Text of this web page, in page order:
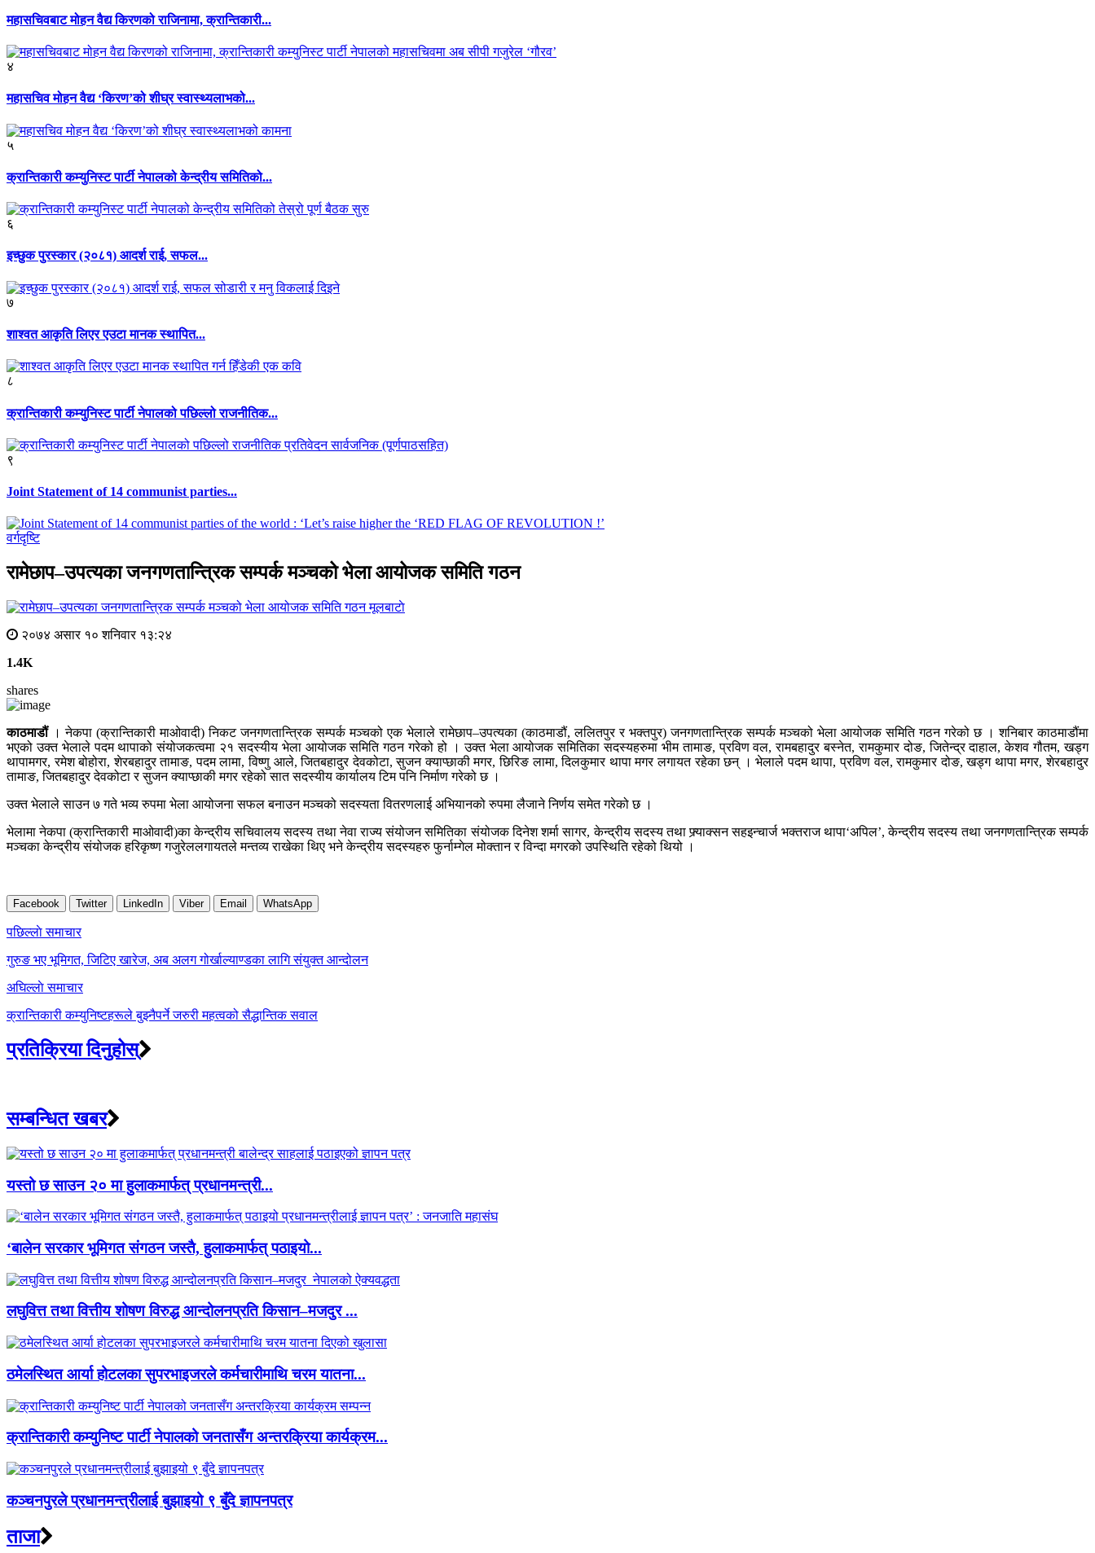
महासचिवबाट मोहन वैद्य किरणको राजिनामा, क्रान्तिकारी...
४
महासचिव मोहन वैद्य ‘किरण’को शीघ्र स्वास्थ्यलाभको...
५
क्रान्तिकारी कम्युनिस्ट पार्टी नेपालको केन्द्रीय समितिको...
६
इच्छुक पुरस्कार (२०८१) आदर्श राई, सफल...
७
शाश्वत आकृति लिएर एउटा मानक स्थापित...
८
क्रान्तिकारी कम्युनिस्ट पार्टी नेपालको पछिल्लो राजनीतिक...
९
Joint Statement of 14 communist parties...
वर्गदृष्टि
रामेछाप–उपत्यका जनगणतान्त्रिक सम्पर्क मञ्चको भेला आयोजक समिति गठन
मूलबाटाे
२०७४ असार १० शनिवार १३:२४
1.4K
shares
काठमाडौं। नेकपा (क्रान्तिकारी माओवादी) निकट जनगणतान्त्रिक सम्पर्क मञ्चको एक भेलाले रामेछाप–उपत्यका (काठमाडौं, ललितपुर र भक्तपुर) जनगणतान्त्रिक सम्पर्क मञ्चको भेला आयोजक समिति गठन गरेको छ । शनिबार काठमाडौंमा
भएको उक्त भेलाले पदम थापाको संयोजकत्वमा २१ सदस्यीय भेला आयोजक समिति गठन गरेको हो । उक्त भेला आयोजक समितिका सदस्यहरुमा भीम तामाङ, प्रविण वल, रामबहादुर बस्नेत, रामकुमार दोङ, जितेन्द्र दाहाल, केशव गौतम, खड्ग
थापामगर, रमेश बोहोरा, शेरबहादुर तामाङ, पदम लामा, विष्णु आले, जितबहादुर देवकोटा, सुजन क्याप्छाकी मगर, छिरिङ लामा, दिलकुमार थापा मगर लगायत रहेका छन् । भेलाले पदम थापा, प्रविण वल, रामकुमार दोङ, खड्ग थापा मगर, शेरबहादुर
तामाङ, जितबहादुर देवकोटा र सुजन क्याप्छाकी मगर रहेको सात सदस्यीय कार्यालय टिम पनि निर्माण गरेको छ ।
उक्त भेलाले साउन ७ गते भव्य रुपमा भेला आयोजना सफल बनाउन मञ्चको सदस्यता वितरणलाई अभियानको रुपमा लैजाने निर्णय समेत गरेको छ ।
भेलामा नेकपा (क्रान्तिकारी माओवादी)का केन्द्रीय सचिवालय सदस्य तथा नेवा राज्य संयोजन समितिका संयोजक दिनेश शर्मा सागर, केन्द्रीय सदस्य तथा फ्र्याक्सन सहइन्चार्ज भक्तराज थापा‘अपिल’, केन्द्रीय सदस्य तथा जनगणतान्त्रिक सम्पर्क
मञ्चका केन्द्रीय संयोजक हरिकृष्ण गजुरेललगायतले मन्तव्य राखेका थिए भने केन्द्रीय सदस्यहरु फुर्नाम्गेल मोक्तान र विन्दा मगरको उपस्थिति रहेको थियो ।
Facebook Twitter LinkedIn Viber Email WhatsApp
Post
navigation
पछिल्लाे समाचार
गुरुङ भए भूमिगत, जिटिए खारेज, अब अलग गोर्खाल्याण्डका लागि संयुक्त आन्दोलन
अघिल्लाे समाचार
क्रान्तिकारी कम्युनिष्टहरूले बुझ्नैपर्ने जरुरी महत्वको सैद्धान्तिक सवाल
प्रतिक्रिया दिनुहोस्
सम्बन्धित खबर
यस्तो छ साउन २० मा हुलाकमार्फत् प्रधानमन्त्री...
‘बालेन सरकार भूमिगत संगठन जस्तै, हुलाकमार्फत् पठाइयो...
लघुवित्त तथा वित्तीय शोषण विरुद्ध आन्दोलनप्रति किसान–मजदुर ...
ठमेलस्थित आर्या होटलका सुपरभाइजरले कर्मचारीमाथि चरम यातना...
क्रान्तिकारी कम्युनिष्ट पार्टी नेपालको जनतासँग अन्तरक्रिया कार्यक्रम...
कञ्चनपुरले प्रधानमन्त्रीलाई बुझाइयो ९ बुँदे ज्ञापनपत्र
ताजा